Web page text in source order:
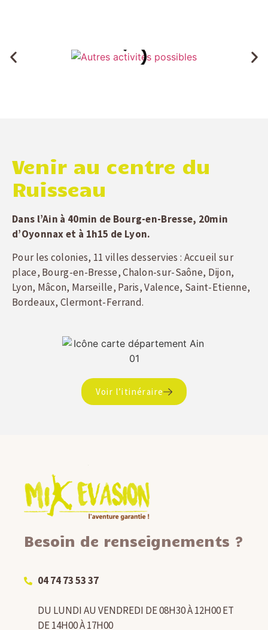
Venir au centre du
Ruisseau
Dans l’Ain à 40min de Bourg-en-Bresse, 20min
d’Oyonnax et à 1h15 de Lyon.
Pour les colonies, 11 villes desservies : Accueil sur
place, Bourg-en-Bresse, Chalon-sur-Saône, Dijon,
Lyon, Mâcon, Marseille, Paris, Valence, Saint-Etienne,
Bordeaux, Clermont-Ferrand.
Voir l’itinéraire
Besoin de renseignements ?
04 74 73 53 37
DU LUNDI AU VENDREDI DE 08H30 À 12H00 ET
DE 14H00 À 17H00